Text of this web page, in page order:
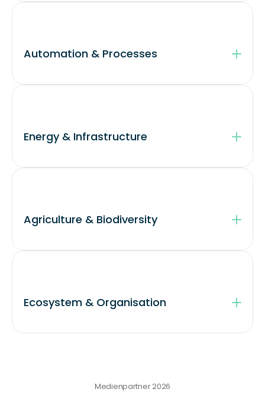
Automation & Processes
Energy & Infrastructure
Agriculture & Biodiversity
Ecosystem & Organisation
Medienpartner 2026